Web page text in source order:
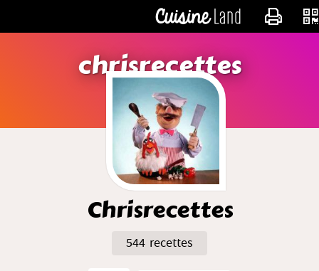
chrisrecettes
Chrisrecettes
544 recettes